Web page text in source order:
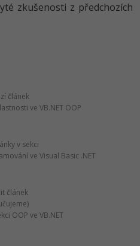
zkušenosti z předchozích
článek
ve VB.NET OOP
v sekci
ve Visual Basic .NET
článek
OOP ve VB.NET